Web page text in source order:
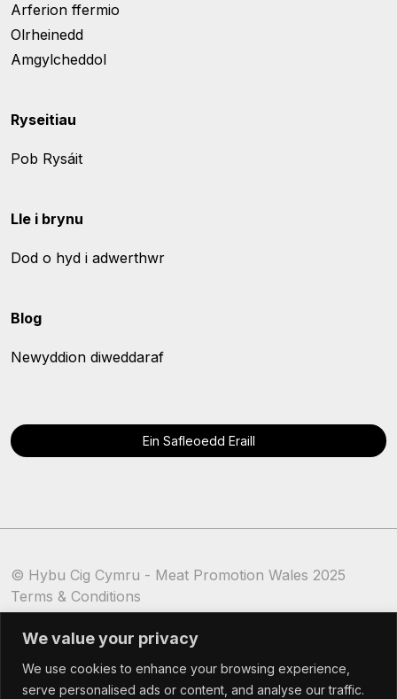
We value your privacy
We use cookies to enhance your browsing experience,
serve personalised ads or content, and analyse our traffic.
Arferion ffermio
Olrheinedd
Amgylcheddol
Ryseitiau
Pob Rysáit
Lle i brynu
Dod o hyd i adwerthwr
Blog
Newyddion diweddaraf
Ein Safleoedd Eraill
© Hybu Cig Cymru - Meat Promotion Wales 2025
Terms & Conditions